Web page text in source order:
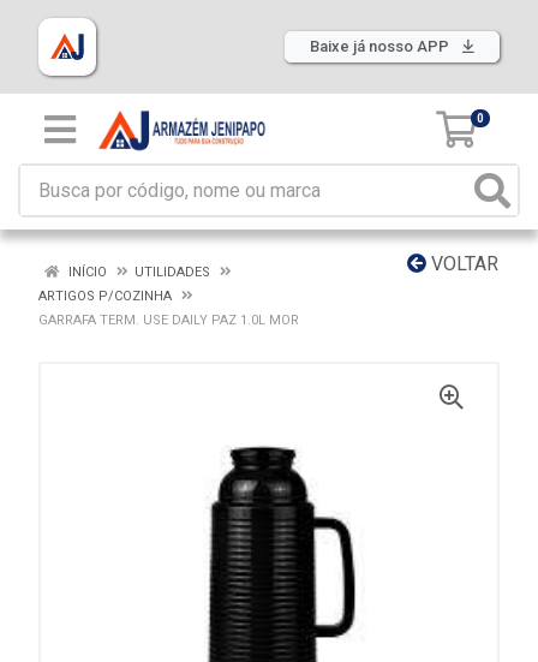
Baixe já nosso APP
0
VOLTAR
INÍCIO
UTILIDADES
ARTIGOS P/COZINHA
GARRAFA TERM. USE DAILY PAZ 1.0L MOR